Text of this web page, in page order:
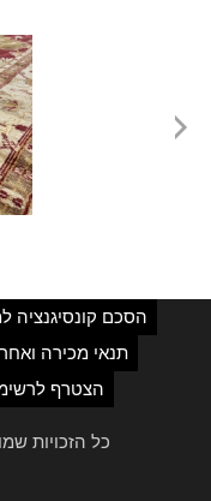
הסכם קונסיגנציה
תנאי מכירה
הצטרף
כל הזכויות שמורות